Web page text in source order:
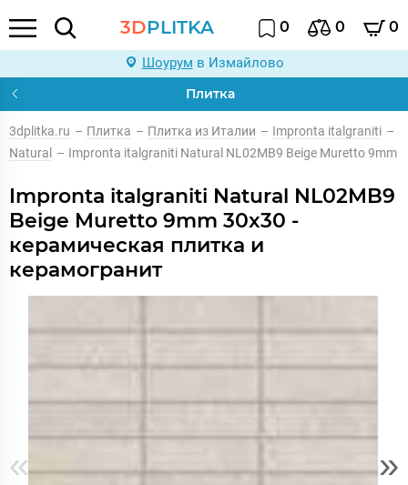
3DPLITKA 0 0 0
Шоурум в Измайлово
Плитка
3dplitka.ru – Плитка – Плитка из Италии – Impronta italgraniti –
Natural
– Impronta italgraniti Natural NL02MB9 Beige Muretto 9mm
Impronta italgraniti Natural NL02MB9
Beige Muretto 9mm 30x30 -
керамическая плитка и
керамогранит
« »